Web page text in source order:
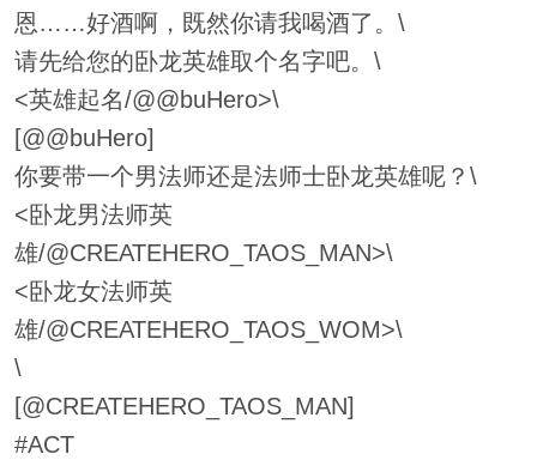
恩……好酒啊，既然你请我喝酒了。\
请先给您的卧龙英雄取个名字吧。\
<英雄起名/@@buHero>\
[@@buHero]
你要带一个男法师还是法师士卧龙英雄呢？\
<卧龙男法师英
雄/@CREATEHERO_TAOS_MAN>\
<卧龙女法师英
雄/@CREATEHERO_TAOS_WOM>\
\
[@CREATEHERO_TAOS_MAN]
#ACT